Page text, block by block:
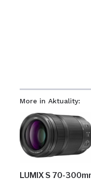
More in Aktuality:
LUMIX S 70-